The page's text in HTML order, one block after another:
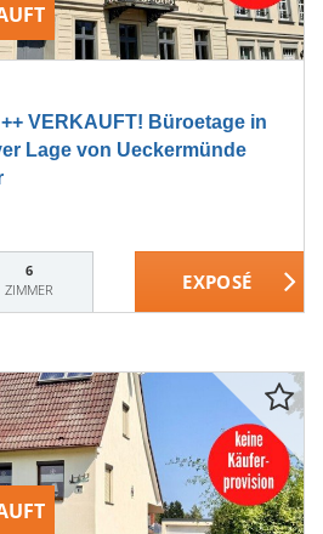
++ VERKAUFT! Büroetage in
Lage von Ueckermünde
6
ZIMMER